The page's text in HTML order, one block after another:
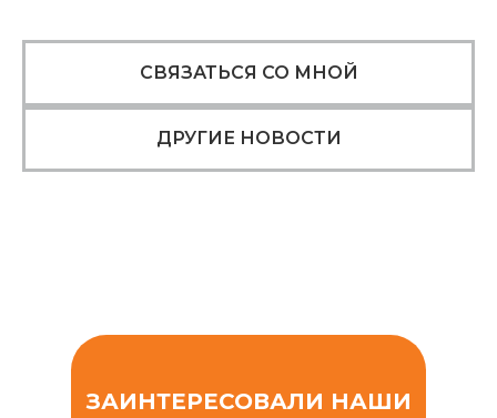
СВЯЗАТЬСЯ СО МНОЙ
ДРУГИЕ НОВОСТИ
ЗАИНТЕРЕСОВАЛИ НАШИ